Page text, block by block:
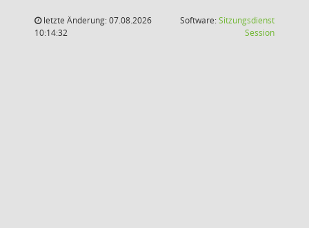
letzte Änderung: 07.08.2026
10:14:32
Software:Sitzungsdienst
Session(Wird in